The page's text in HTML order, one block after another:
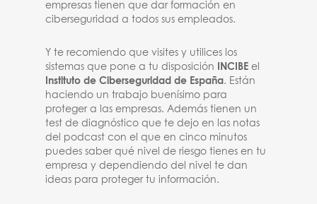
empresas tienen que dar formación en
ciberseguridad a todos sus empleados.
Y te recomiendo que visites y utilices los
sistemas que pone a tu disposición
INCIBE el
Instituto de Ciberseguridad de España. Están
haciendo un trabajo buenísimo para
proteger a las empresas. Además tienen un
test de diagnóstico que te dejo en las notas
del podcast con el que en cinco minutos
puedes saber qué nivel de riesgo tienes en tu
empresa y dependiendo del nivel te dan
ideas para proteger tu información.